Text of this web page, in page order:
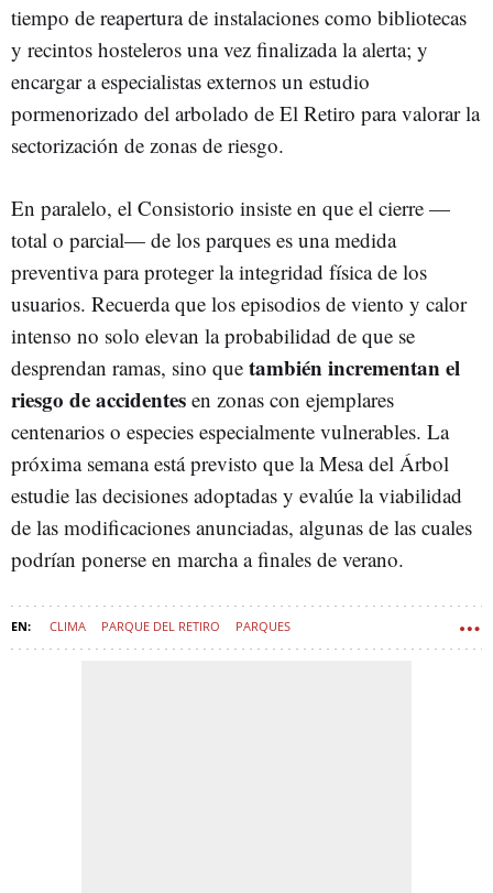
tiempo de reapertura de instalaciones como bibliotecas
y recintos hosteleros una vez finalizada la alerta; y
encargar a especialistas externos un estudio
pormenorizado del arbolado de El Retiro para valorar la
sectorización de zonas de riesgo.
En paralelo, el Consistorio insiste en que el cierre —
total o parcial— de los parques es una medida
preventiva para proteger la integridad física de los
usuarios. Recuerda que los episodios de viento y calor
intenso no solo elevan la probabilidad de que se
desprendan ramas, sino que también incrementan el
riesgo de accidentes en zonas con ejemplares
centenarios o especies especialmente vulnerables. La
próxima semana está previsto que la Mesa del Árbol
estudie las decisiones adoptadas y evalúe la viabilidad
de las modificaciones anunciadas, algunas de las cuales
podrían ponerse en marcha a finales de verano.
CLIMA PARQUE DEL RETIRO PARQUES